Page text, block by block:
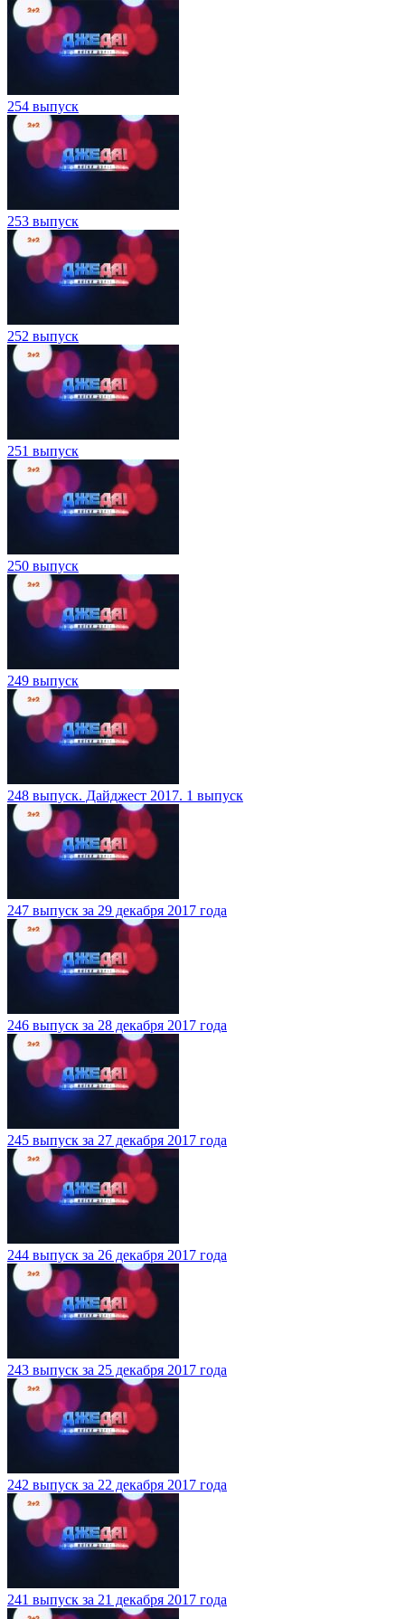
254 выпуск
253 выпуск
252 выпуск
251 выпуск
250 выпуск
249 выпуск
248 выпуск. Дайджест 2017. 1 выпуск
247 выпуск за 29 декабря 2017 года
246 выпуск за 28 декабря 2017 года
245 выпуск за 27 декабря 2017 года
244 выпуск за 26 декабря 2017 года
243 выпуск за 25 декабря 2017 года
242 выпуск за 22 декабря 2017 года
241 выпуск за 21 декабря 2017 года